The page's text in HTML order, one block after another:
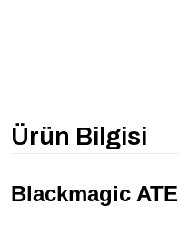
Ürün Bilgisi
Blackmagic